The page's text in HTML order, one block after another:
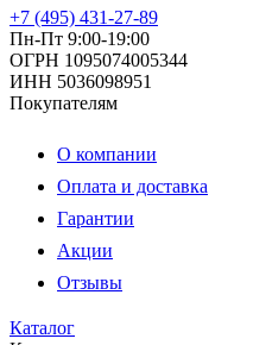
+7 (495) 431-27-89
Пн-Пт 9:00-19:00
ОГРН 1095074005344
ИНН 5036098951
Покупателям
О компании
Оплата и доставка
Гарантии
Акции
Отзывы
Каталог